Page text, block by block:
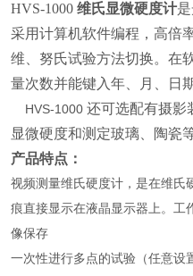
HVS-1000 维氏显微硬度计
采用计算机软件编程，高倍
维、努氏试验方法切换。在
量次数并能键入年、月、日
HVS-1000 还可选配有摄影
显微硬度和测定玻璃、陶瓷
产品特点：
视频测量维氏硬度计，是在维氏
痕直接显示在液晶显示器上。工
像保存
一次性进行多点的试验（任意设